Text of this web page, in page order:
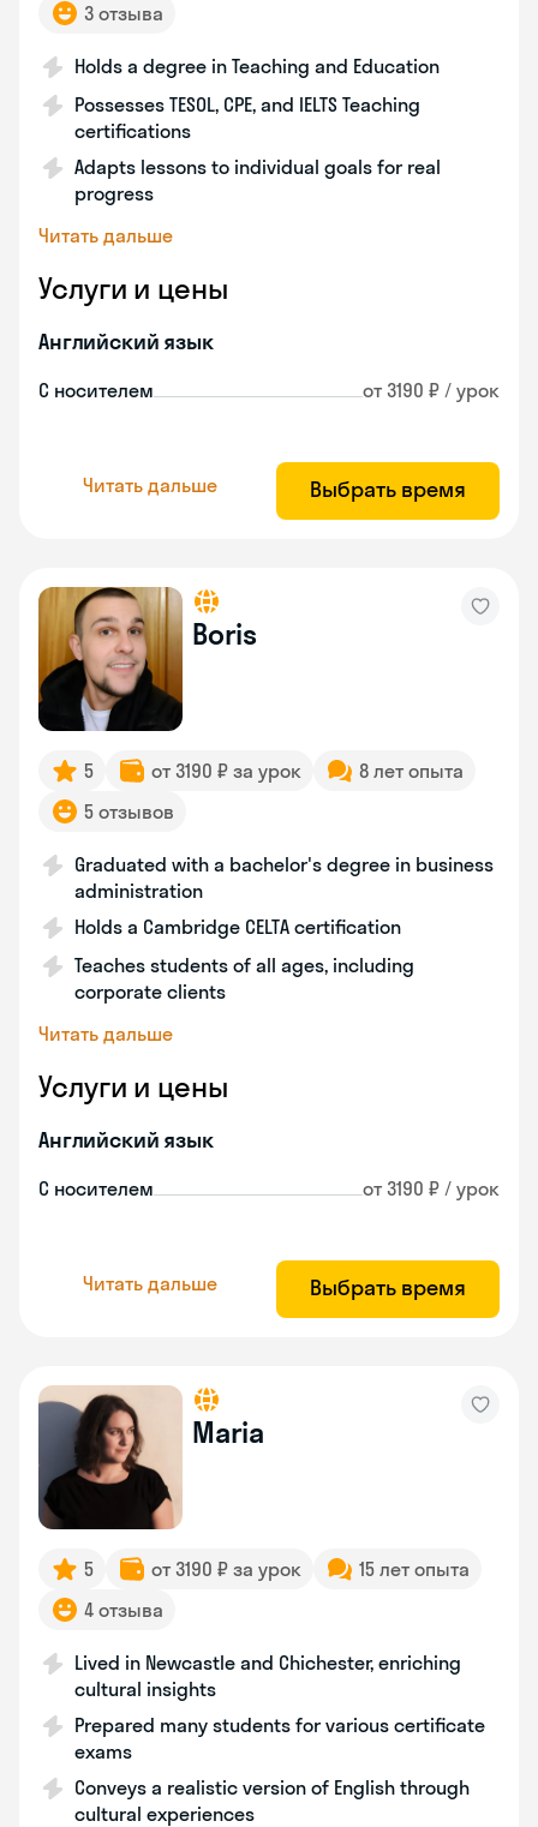
3 отзыва
Holds a degree in Teaching and Education
Possesses TESOL, CPE, and IELTS Teaching
certifications
Adapts lessons to individual goals for real
progress
Читать дальше
Услуги и цены
Английский язык
С носителем от 3190 ₽ / урок
Читать дальше Выбрать время
Boris
5 от 3190 ₽ за урок
8 лет опыта
5 отзывов
Graduated with a bachelor's degree in business
administration
Holds a Cambridge CELTA certification
Teaches students of all ages, including
corporate clients
Читать дальше
Услуги и цены
Английский язык
С носителем от 3190 ₽ / урок
Читать дальше Выбрать время
Maria
5 от 3190 ₽ за урок
15 лет опыта
4 отзыва
Lived in Newcastle and Chichester, enriching
cultural insights
Prepared many students for various certificate
exams
Conveys a realistic version of English through
cultural experiences